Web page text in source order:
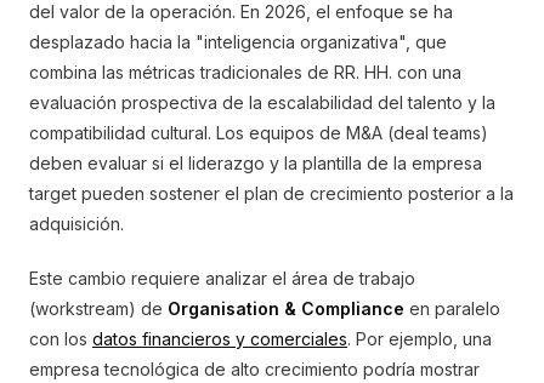
del valor de la operación. En 2026, el enfoque se ha
desplazado hacia la "inteligencia organizativa", que
combina las métricas tradicionales de RR. HH. con una
evaluación prospectiva de la escalabilidad del talento y la
compatibilidad cultural. Los equipos de M&A (deal teams)
deben evaluar si el liderazgo y la plantilla de la empresa
target pueden sostener el plan de crecimiento posterior a la
adquisición.
Este cambio requiere analizar el área de trabajo
(workstream) de Organisation & Compliance en paralelo
con los datos financieros y comerciales. Por ejemplo, una
empresa tecnológica de alto crecimiento podría mostrar